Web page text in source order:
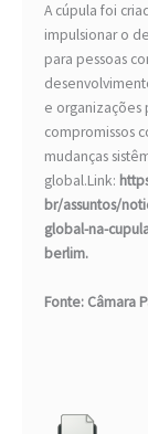
A cúpula foi
impulsionar o
para pessoas
e organizações
compromissos
mudanças
global.Link:
br/assuntos/
global-na-
berlim.
Fonte: Câmara